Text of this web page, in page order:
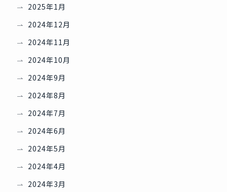
2025年1月
2024年12月
2024年11月
2024年10月
2024年9月
2024年8月
2024年7月
2024年6月
2024年5月
2024年4月
2024年3月